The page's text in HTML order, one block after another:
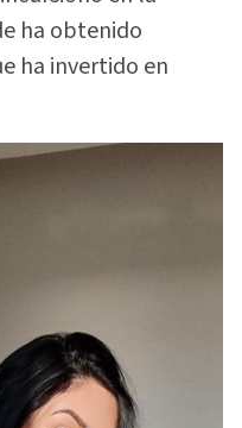
ha obtenido
ha invertido en